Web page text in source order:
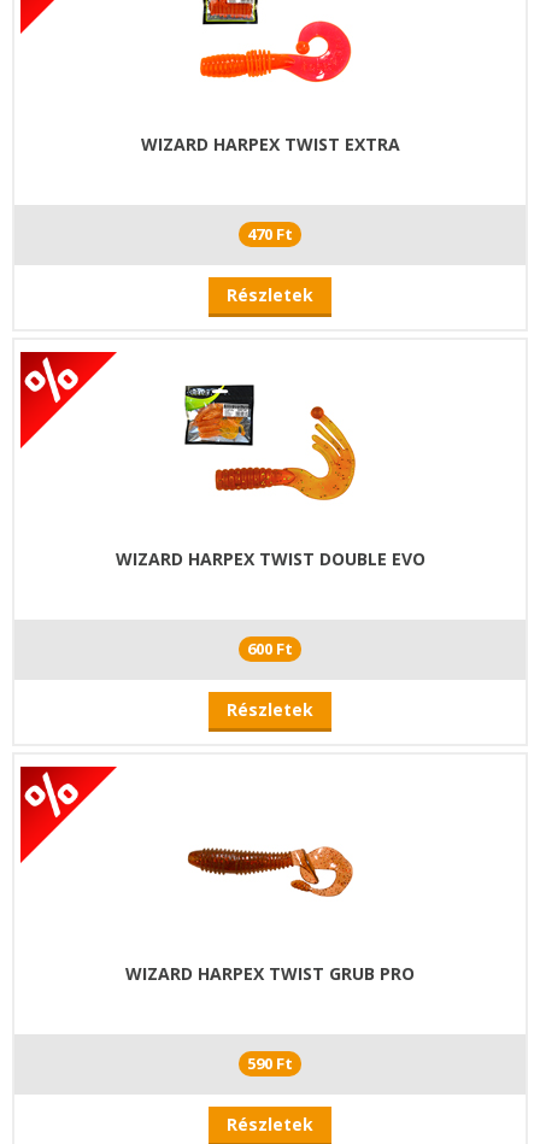
WIZARD HARPEX TWIST EXTRA
470 Ft
Részletek
WIZARD HARPEX TWIST DOUBLE EVO
600 Ft
Részletek
WIZARD HARPEX TWIST GRUB PRO
590 Ft
Részletek